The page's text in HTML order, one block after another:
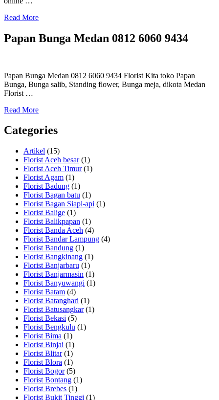
Read More
Papan Bunga Medan 0812 6060 9434
Papan Bunga Medan 0812 6060 9434 Florist Kita toko Papan
Bunga, Bunga salib, Standing flower, Bunga meja, dikota Medan
Florist …
Read More
Categories
Artikel (15)
Florist Aceh besar(1)
Florist Aceh Timur(1)
Florist Agam (1)
Florist Badung (1)
Florist Bagan batu (1)
Florist Bagan Siapi-api (1)
Florist Balige (1)
Florist Balikpapan (1)
Florist Banda Aceh (4)
Florist Bandar Lampung (4)
Florist Bandung (1)
Florist Bangkinang (1)
Florist Banjarbaru (1)
Florist Banjarmasin (1)
Florist Banyuwangi (1)
Florist Batam (4)
Florist Batanghari (1)
Florist Batusangkar(1)
Florist Bekasi (5)
Florist Bengkulu (1)
Florist Bima (1)
Florist Binjai (1)
Florist Blitar(1)
Florist Blora (1)
Florist Bogor(5)
Florist Bontang (1)
Florist Brebes (1)
Florist Bukit Tinggi (1)